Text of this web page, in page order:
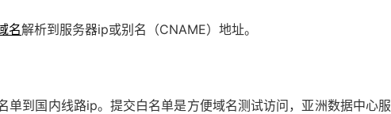
名解析到服务器ip或别名（CNAME）地址。
单到国内线路ip。提交白名单是方便域名测试访问，亚洲数据中心服